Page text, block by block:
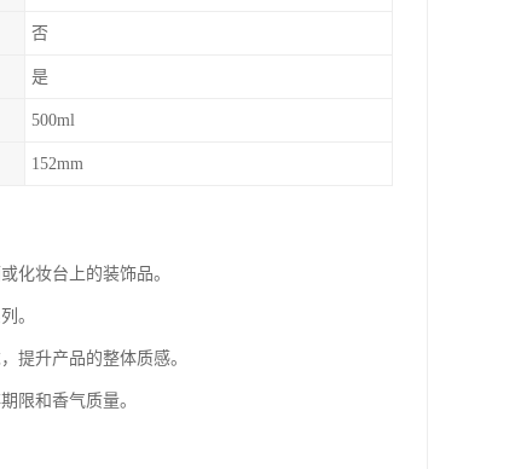
否
是
500ml
152mm
化妆台上的装饰品。
。
提升产品的整体质感。
限和香气质量。